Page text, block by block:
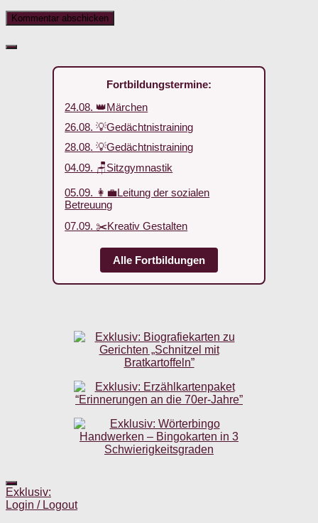
Fortbildungstermine:
24.08. 👑Märchen
26.08. 💡Gedächtnistraining
28.08. 💡Gedächtnistraining
04.09. 🪑Sitzgymnastik
05.09. 👩‍💼Leitung der sozialen
Betreuung
07.09. ✂️Kreativ Gestalten
Alle Fortbildungen
Exklusiv:
Login / Logout